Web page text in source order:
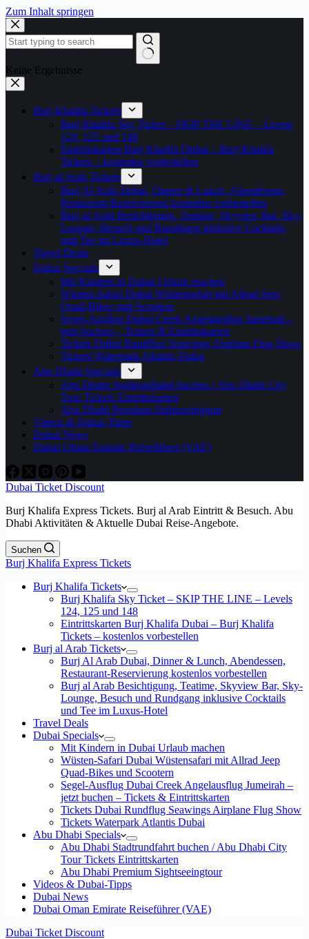
Zum Inhalt springen
Keine Ergebnisse
Burj Khalifa Tickets
Burj Khalifa Sky Ticket – SKIP THE LINE – Levels
124, 125 und 148
Eintrittskarten Burj Khalifa Dubai – Burj Khalifa
Tickets – kostenlos vorbestellen
Burj al Arab Tickets
Burj Al Arab Dubai, Dinner & Lunch, Abendessen,
Restaurant-Reservierung kostenlos vorbestellen
Burj al Arab Besichtigung, Teatime, Skyview Bar, Sky-
Lounge, Besuch und Rundgang inklusive Cocktails
und Tee im Luxus-Hotel
Travel Deals
Dubai Specials
Mit Kindern in Dubai Urlaub machen
Wüsten-Safari Dubai Wüstensafari mit Allrad Jeep
Quad-Bikes und Scootern
Segel-Ausflug Dubai Creek Angelausflug Jumeirah –
jetzt buchen – Tickets & Eintrittskarten
Tickets Dubai Rundflug Seawings Airplane Flug Show
Tickets Waterpark Atlantis Dubai
Abu Dhabi Specials
Abu Dhabi Stadtrundfahrt buchen / Abu Dhabi City
Tour Tickets Eintrittskarten
Abu Dhabi Premium Sightseeingtour
Videos & Dubai-Tipps
Dubai News
Dubai Oman Emirate Reiseführer (VAE)
Dubai Ticket Discount
Burj Khalifa Express Tickets. Burj al Arab Eintritt & Besuch. Abu
Dhabi Aktivitäten & Aktuelle Dubai Reise-Angebote.
Suchen
Burj Khalifa Express Tickets
Burj Khalifa Tickets
Burj Khalifa Sky Ticket – SKIP THE LINE – Levels
124, 125 und 148
Eintrittskarten Burj Khalifa Dubai – Burj Khalifa
Tickets – kostenlos vorbestellen
Burj al Arab Tickets
Burj Al Arab Dubai, Dinner & Lunch, Abendessen,
Restaurant-Reservierung kostenlos vorbestellen
Burj al Arab Besichtigung, Teatime, Skyview Bar, Sky-
Lounge, Besuch und Rundgang inklusive Cocktails
und Tee im Luxus-Hotel
Travel Deals
Dubai Specials
Mit Kindern in Dubai Urlaub machen
Wüsten-Safari Dubai Wüstensafari mit Allrad Jeep
Quad-Bikes und Scootern
Segel-Ausflug Dubai Creek Angelausflug Jumeirah –
jetzt buchen – Tickets & Eintrittskarten
Tickets Dubai Rundflug Seawings Airplane Flug Show
Tickets Waterpark Atlantis Dubai
Abu Dhabi Specials
Abu Dhabi Stadtrundfahrt buchen / Abu Dhabi City
Tour Tickets Eintrittskarten
Abu Dhabi Premium Sightseeingtour
Videos & Dubai-Tipps
Dubai News
Dubai Oman Emirate Reiseführer (VAE)
Dubai Ticket Discount